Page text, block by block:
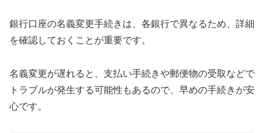
銀行口座の名義変更手続きは、各銀行で異なるため、詳細
を確認しておくことが重要です。
名義変更が遅れると、支払い手続きや郵便物の受取などで
トラブルが発生する可能性もあるので、早めの手続きが安
心です。